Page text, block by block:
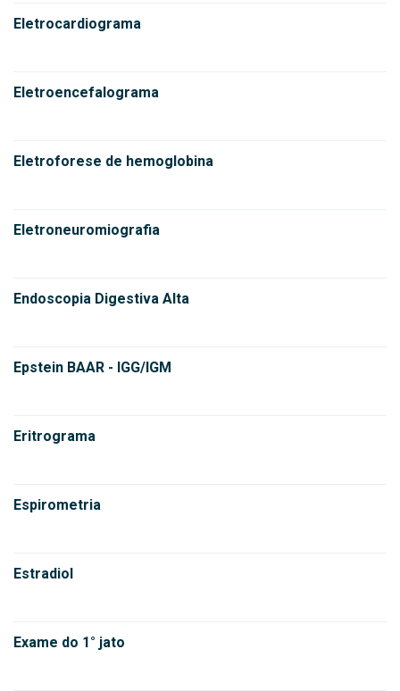
Eletrocardiograma
Eletroencefalograma
Eletroforese de hemoglobina
Eletroneuromiografia
Endoscopia Digestiva Alta
Epstein BAAR - IGG/IGM
Eritrograma
Espirometria
Estradiol
Exame do 1° jato